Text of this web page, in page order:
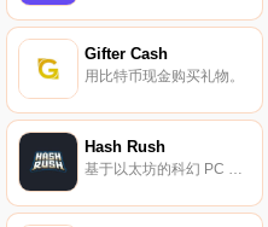
Gifter Cash
用比特币现金购买礼物。
Hash Rush
基于以太坊的科幻 PC 即时战略游戏。